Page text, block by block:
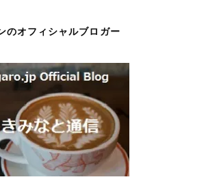
のオフィシャルブロガー